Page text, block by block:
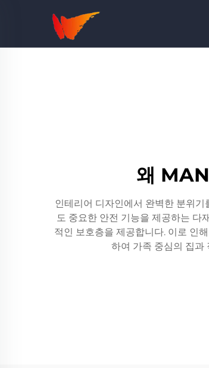
왜
인테리어 디자인에서 완벽한 분위
도 중요한 안전 기능을 제공하는 다
적인 보호층을 제공합니다. 이로 인
하여 가족 중심의 집과